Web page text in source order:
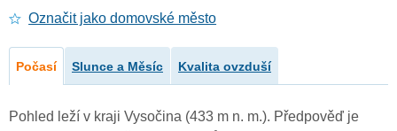
Označit jako domovské město
Počasí Slunce a Měsíc Kvalita ovzduší
Pohled leží v kraji Vysočina (433 m n. m.). Předpověď je